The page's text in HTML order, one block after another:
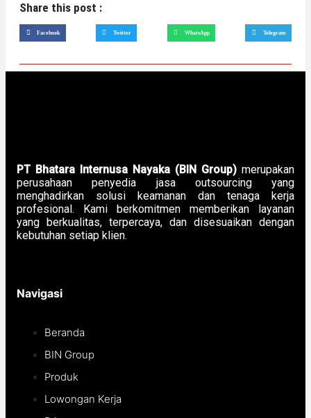
Share this post :
Facebook Twitter WhatsApp Telegram
PT Bhatara Internusa Nayaka (BIN Group) merupakan
perusahaan penyedia jasa outsourcing yang
menghadirkan solusi keamanan dan tenaga kerja
profesional. Kami berkomitmen memberikan layanan
yang berkualitas, terpercaya, dan disesuaikan dengan
kebutuhan setiap klien.
Navigasi
Beranda
BIN Group
Produk
Lowongan Kerja